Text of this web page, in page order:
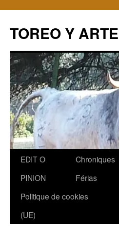
TOREO Y ARTE
Aller
contenu
EDIT O
PINION
Chroniques
Férias
Politique de cookies
(UE)